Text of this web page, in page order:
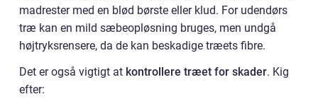
madrester med en blød børste eller klud. For udendørs
træ kan en mild sæbeopløsning bruges, men undgå
højtryksrensere, da de kan beskadige træets fibre.
Det er også vigtigt at kontrollere træet for skader. Kig
efter: